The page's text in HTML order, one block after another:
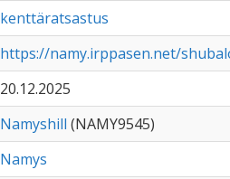
kenttäratsastus
https://namy.irppasen.net/
20.12.2025
Namyshill (NAMY9545)
Namys